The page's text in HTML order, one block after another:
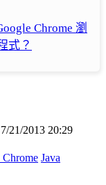
Chrome 瀏
式？
21/2013 20:29
Java